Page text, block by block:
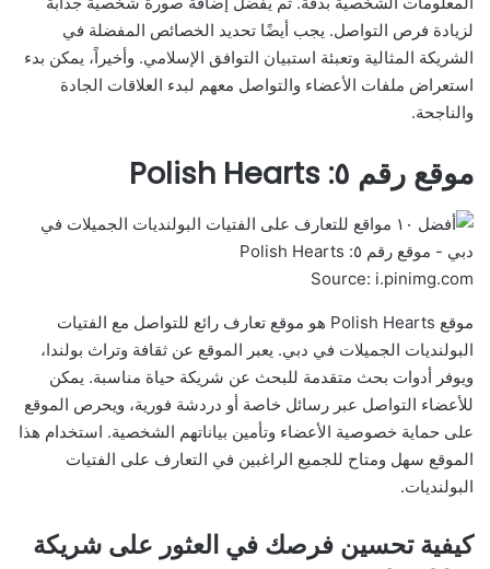
لزيادة فرص التواصل. يجب أيضًا تحديد الخصائص المفضلة في
الشريكة المثالية وتعبئة استبيان التوافق الإسلامي. وأخيراً، يمكن بدء
استعراض ملفات الأعضاء والتواصل معهم لبدء العلاقات الجادة
والناجحة.
موقع رقم ٥: Polish Hearts
Source: i.pinimg.com
موقع Polish Hearts هو موقع تعارف رائع للتواصل مع الفتيات
البولنديات الجميلات في دبي. يعبر الموقع عن ثقافة وتراث بولندا،
ويوفر أدوات بحث متقدمة للبحث عن شريكة حياة مناسبة. يمكن
للأعضاء التواصل عبر رسائل خاصة أو دردشة فورية، ويحرص الموقع
على حماية خصوصية الأعضاء وتأمين بياناتهم الشخصية. استخدام هذا
الموقع سهل ومتاح للجميع الراغبين في التعارف على الفتيات
البولنديات.
كيفية تحسين فرصك في العثور على شريكة